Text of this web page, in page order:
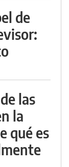
de
las
la
qué es